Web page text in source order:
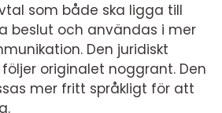
som både ska ligga till
beslut och användas i mer
Den juridiskt
originalet noggrant. Den
mer fritt språkligt för att